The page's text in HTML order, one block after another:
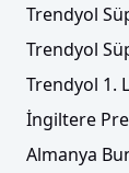
Trendyol
Trendyol
Trendyol 1.
İngiltere
Almanya